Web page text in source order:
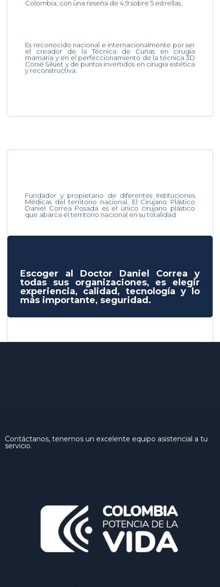
Colombia, con una reseña de 4.9 sobre 5 estrellas.
Es reconocido nacional e internacionalmente por ser
el creador de la Técnica de Cuñas en cirugía
mamaria y en el perfeccionamiento de la técnica 3D
Corsé Siluet y de puntos invertidos en cirugía estética
y reconstructiva.
Fundador y propietario de diferentes Instituciones
Médicas del territorio nacional. El Cirujano Plástico
Daniel Correa Posada es el único cirujano plástico
que abarca el territorio nacional en su totalidad
Escoger al Doctor Daniel Correa y
todas sus organizaciones, es elegir
experiencia, calidad, tecnología y lo
más importante, seguridad.
Contáctanos, tenemos un excelente equipo asistencial a tu
servicio.